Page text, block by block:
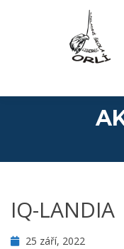
IQ-LANDIA
25 září, 2022